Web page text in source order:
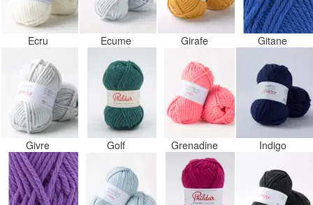
Ecru Ecume Girafe Gitane
Givre Golf Grenadine Indigo